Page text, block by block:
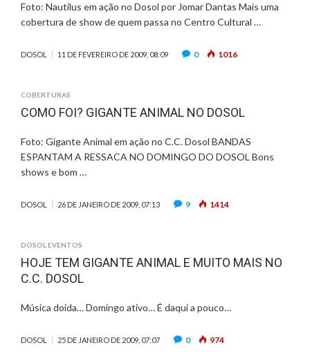
Foto: Nautilus em ação no Dosol por Jomar Dantas Mais uma
cobertura de show de quem passa no Centro Cultural …
DOSOL 11 DE FEVEREIRO DE 2009, 08:09 0 1016
COBERTURAS
COMO FOI? GIGANTE ANIMAL NO DOSOL
Foto: Gigante Animal em ação no C.C. Dosol BANDAS
ESPANTAM A RESSACA NO DOMINGO DO DOSOL Bons
shows e bom …
DOSOL 26 DE JANEIRO DE 2009, 07:13 9 1414
DOSOL EVENTOS
HOJE TEM GIGANTE ANIMAL E MUITO MAIS NO
C.C. DOSOL
Música doida… Domingo ativo… É daqui a pouco…
DOSOL 25 DE JANEIRO DE 2009, 07:07 0 974